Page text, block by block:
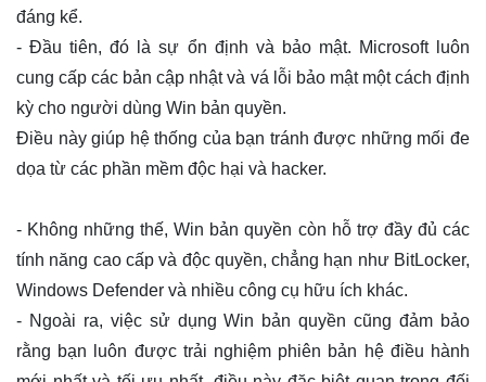
đáng kể.
- Đầu tiên, đó là sự ổn định và bảo mật. Microsoft luôn
cung cấp các bản cập nhật và vá lỗi bảo mật một cách định
kỳ cho người dùng Win bản quyền.
Điều này giúp hệ thống của bạn tránh được những mối đe
dọa từ các phần mềm độc hại và hacker.
- Không những thế, Win bản quyền còn hỗ trợ đầy đủ các
tính năng cao cấp và độc quyền, chẳng hạn như BitLocker,
Windows Defender và nhiều công cụ hữu ích khác.
- Ngoài ra, việc sử dụng Win bản quyền cũng đảm bảo
rằng bạn luôn được trải nghiệm phiên bản hệ điều hành